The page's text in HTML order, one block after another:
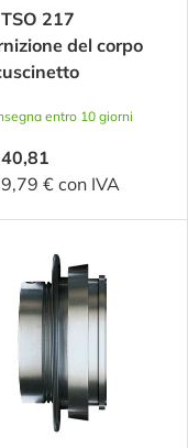
217
del corpo
entro 10 giorni
€ con IVA